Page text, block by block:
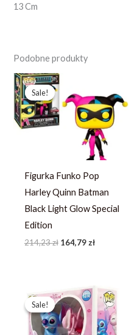
13 Cm
Podobne produkty
Sale!
Sale!
Figurka Funko Pop
Harley Quinn Batman
Black Light Glow Special
Edition
214,23zł
Pierwotna
cena
wynosiła:
214,23 zł.
164,79 zł
wynosi:
164,79 zł.
Sale!
Sale!
Pierwotna
cena
wynosiła:
367,49 zł.
Aktualna
cena
wynosi:
244,99 zł.